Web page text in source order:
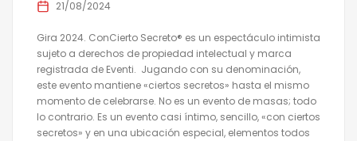
21/08/2024
Gira 2024. ConCierto Secreto® es un espectáculo intimista
sujeto a derechos de propiedad intelectual y marca
registrada de Eventi. Jugando con su denominación,
este evento mantiene «ciertos secretos» hasta el mismo
momento de celebrarse. No es un evento de masas; todo
lo contrario. Es un evento casi íntimo, sencillo, «con ciertos
secretos» y en una ubicación especial, elementos todos